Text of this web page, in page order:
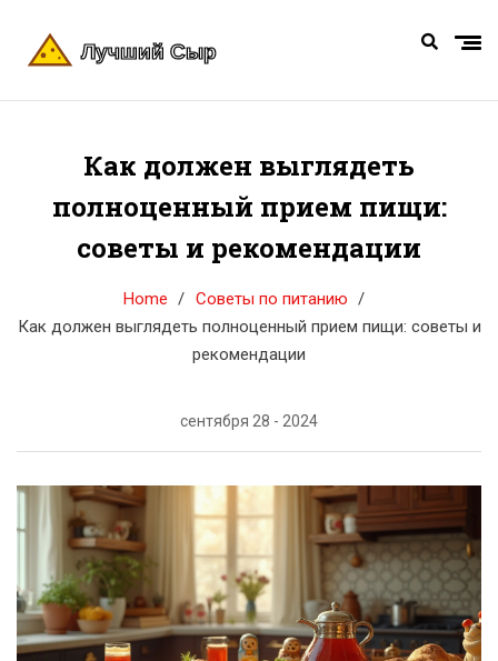
Как должен выглядеть
полноценный прием пищи:
советы и рекомендации
Home
Советы по питанию
Как должен выглядеть полноценный прием пищи: советы и
рекомендации
сентября 28 - 2024